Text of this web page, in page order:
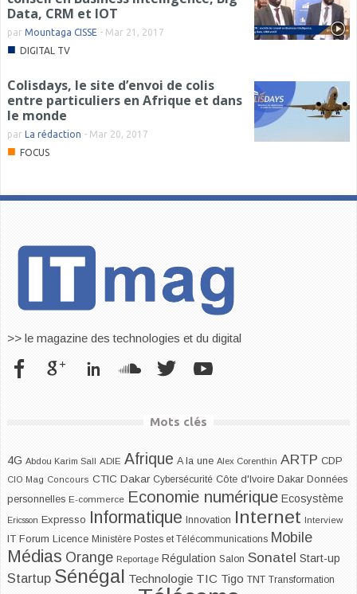
Data, CRM et IOT
par Mountaga CISSE - Mar 21, 2017
■ DIGITAL TV
Colisdays, le site d’envoi de colis
entre particuliers en Afrique et dans
le monde
par La rédaction - Mar 20, 2017
■ FOCUS
>> le magazine des technologies et du digital
Mots clés
4G Abdou Karim Sall ADIE Afrique A la une Alex Corenthin ARTP CDP
CIO Mag Concours CTIC Dakar Cybersécurité Côte d'Ivoire Dakar Données
personnelles E-commerce Economie numérique Ecosystème
Ericsson Expresso Informatique Innovation Internet Interview
IT Forum Licence Ministère Postes et Télécommunications Mobile
Médias Orange Reportage Régulation Salon Sonatel Start-up
Startup Sénégal Technologie TIC Tigo TNT Transformation